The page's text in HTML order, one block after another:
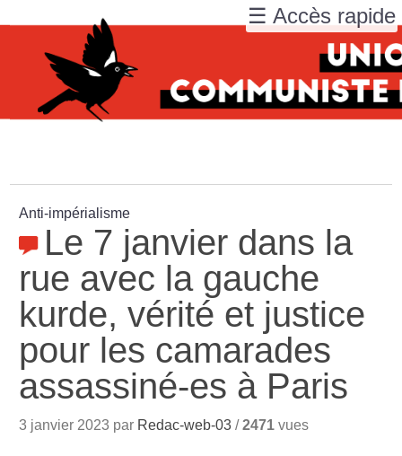
Anti-impérialisme
Le 7 janvier dans la
rue avec la gauche
kurde, vérité et justice
pour les camarades
assassiné-es à Paris
3 janvier 2023 par Redac-web-03 /2471 vues
☰ Accès rapide